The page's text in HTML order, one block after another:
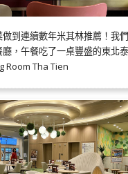
到連續數年米其林推薦！我
，午餐吃了一桌豐盛的東北泰
Room Tha Tien